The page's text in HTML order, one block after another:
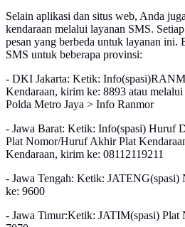
Selain aplikasi dan situs web, Anda
kendaraan melalui layanan SMS.
pesan yang berbeda untuk layanan ini.
SMS untuk beberapa provinsi:
- DKI Jakarta: Ketik:
Kendaraan, kirim ke: 8893 atau
Polda Metro Jaya > Info Ranmor
- Jawa Barat: Ketik: Info(spasi) Huruf
Plat Nomor/Huruf Akhir Plat
Kendaraan, kirim ke: 08112119211
- Jawa Tengah: Ketik: JATENG(spasi)
ke: 9600
- Jawa Timur:Ketik: JATIM(spasi) Plat